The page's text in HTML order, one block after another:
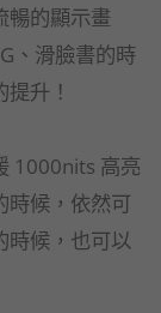
暢的顯示畫
、滑臉書的時
升！
1000nits 高亮
時候，依然可
時候，也可以